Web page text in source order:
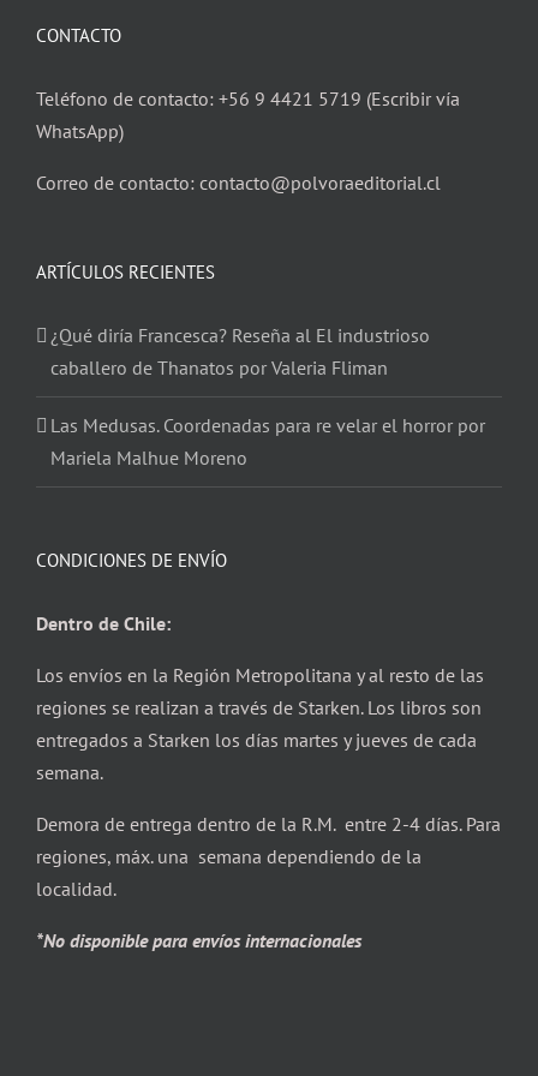
CONTACTO
Teléfono de contacto: +56 9 4421 5719 (Escribir vía
WhatsApp)
Correo de contacto: contacto@polvoraeditorial.cl
ARTÍCULOS RECIENTES
¿Qué diría Francesca? Reseña al El industrioso
caballero de Thanatos por Valeria Fliman
Las Medusas. Coordenadas para re velar el horror por
Mariela Malhue Moreno
CONDICIONES DE ENVÍO
Dentro de Chile:
Los envíos en la Región Metropolitana y al resto de las
regiones se realizan a través de Starken. Los libros son
entregados a Starken los días martes y jueves de cada
semana.
Demora de entrega dentro de la R.M. entre 2-4 días. Para
regiones, máx. una semana dependiendo de la
localidad.
*No disponible para envíos internacionales